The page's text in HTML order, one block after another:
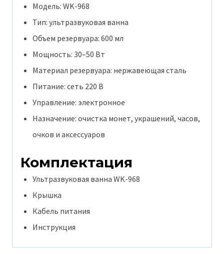
Модель: WK-968
Тип: ультразвуковая ванна
Объем резервуара: 600 мл
Мощность: 30–50 Вт
Материал резервуара: нержавеющая сталь
Питание: сеть 220 В
Управление: электронное
Назначение: очистка монет, украшений, часов,
очков и аксессуаров
Комплектация
Ультразвуковая ванна WK-968
Крышка
Кабель питания
Инструкция